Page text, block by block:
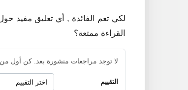
لكي تعم الفائدة , أي تعليق مفيد
القراءة ممتعة؟
لا توجد مراجعات منشورة بعد. كن أول
التقييم